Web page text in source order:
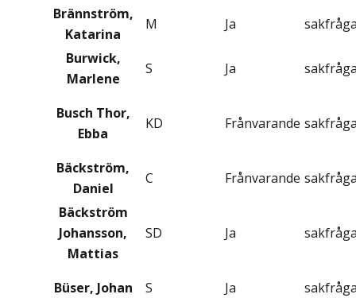
Brännström,
Katarina
M Ja
Burwick,
Marlene
S Ja
Busch Thor,
Ebba
KD Frånvarande
Bäckström,
Daniel
C Frånvarande
Bäckström
Johansson,
Mattias
SD Ja
Büser, Johan S Ja